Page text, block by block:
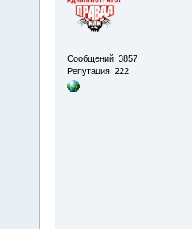
Сообщений: 3857
Репутация: 222